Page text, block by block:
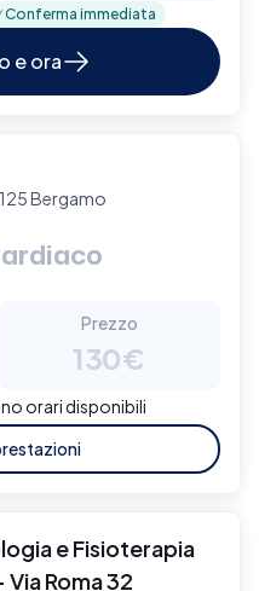
Conferma immediata
e ora
Bergamo
Prezzo
130€
orari disponibili
e Fisioterapia
Roma 32